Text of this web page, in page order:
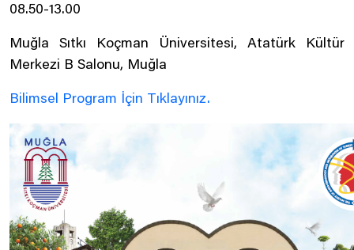
08.50-13.00
Muğla Sıtkı Koçman Üniversitesi, Atatürk Kültür
Merkezi B Salonu, Muğla
Bilimsel Program İçin Tıklayınız.